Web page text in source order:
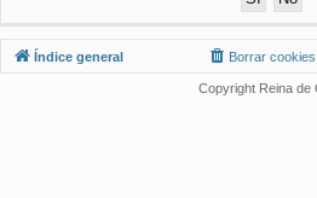
Índice general Borrar cookies
Copyright Reina de